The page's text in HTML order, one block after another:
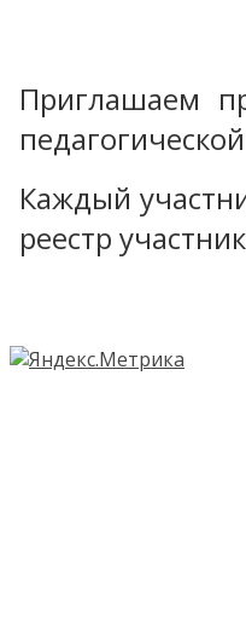
Приглашаем
Каждый
реестр